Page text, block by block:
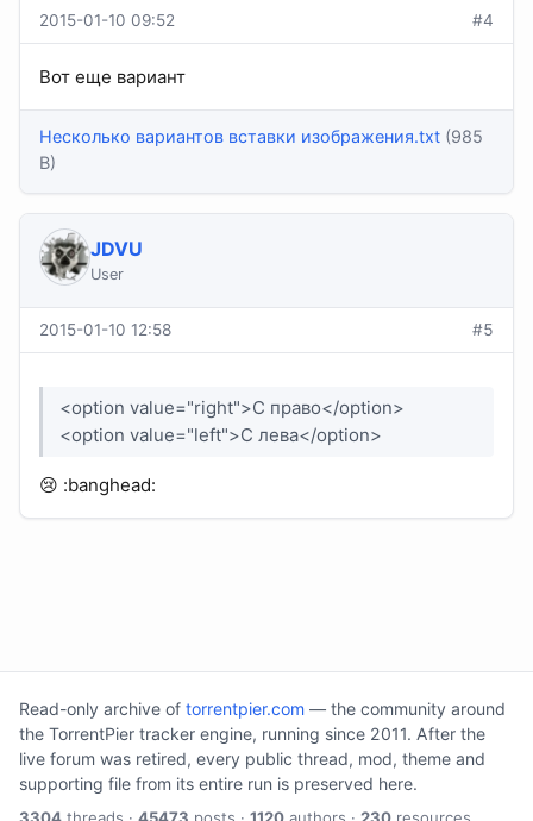
2015-01-10 09:52 #4
Вот еще вариант
Несколько вариантов вставки изображения.txt (985
B)
JDVU
User
2015-01-10 12:58 #5
<option value="right">С право</option>
<option value="left">С лева</option>
😢 :banghead:
Read-only archive of torrentpier.com — the community around
the TorrentPier tracker engine, running since 2011. After the
live forum was retired, every public thread, mod, theme and
supporting file from its entire run is preserved here.
3304 threads · 45473 posts · 1120 authors · 230 resources.